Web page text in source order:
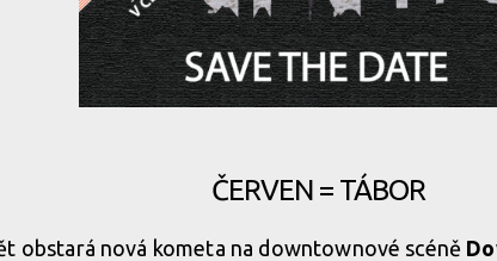
ČERVEN = TÁBOR
obstará nová kometa na downtownové scéně